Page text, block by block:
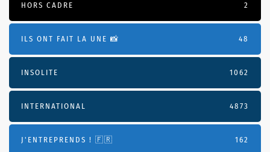
HORS CADRE 2
ILS ONT FAIT LA UNE 📸 48
INSOLITE 1062
INTERNATIONAL 4873
J'ENTREPRENDS ! 🇫🇷 162